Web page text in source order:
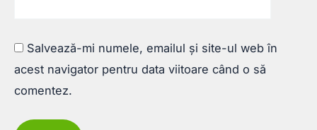
Salvează-mi numele, emailul și site-ul web în
acest navigator pentru data viitoare când o să
comentez.